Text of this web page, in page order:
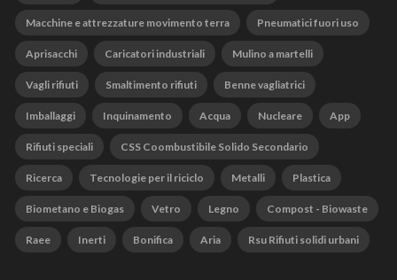
Macchine e attrezzature movimento terra Pneumatici fuori uso
Aprisacchi Caricatori industriali Mulino a martelli
Vagli rifiuti Smaltimento rifiuti Benne vagliatrici
Imballaggi Inquinamento Acqua Nucleare App
Rifiuti speciali CSS Coombustibile Solido Secondario
Ricerca Tecnologie per il riciclo Metalli Plastica
Biometano e Biogas Vetro Legno Compost - Biowaste
Raee Inerti Bonifica Aria Rsu Rifiuti solidi urbani